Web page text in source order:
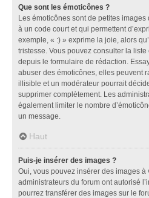
Que sont les émoticônes ?
Les émoticônes sont de petites
à un code court et qui permettent
exemple, « :) » exprime la joie, alors
tristesse. Vous pouvez consulter la
depuis le formulaire de rédaction.
abuser des émoticônes, elles peuvent
illisible et un modérateur pourrait
supprimer complètement. Les
également limiter le nombre
un message.
Haut
Puis-je insérer des images ?
Oui, vous pouvez insérer des images à
administrateurs du forum ont autorisé
pourrez transférer des images sur le